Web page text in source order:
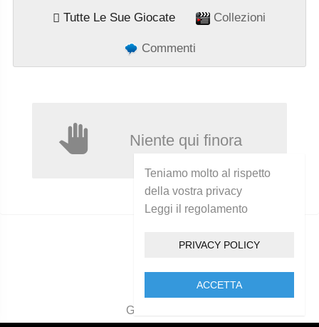
Tutte Le Sue Giocate Collezioni
Commenti
Niente qui finora
Teniamo molto al rispetto
della vostra privacy
Leggi il regolamento
PRIVACY POLICY
ACCETTA
Golcam 2021